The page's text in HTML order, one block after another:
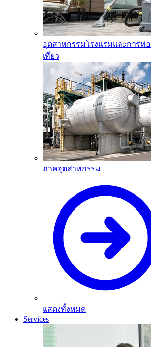
อุตสาหกรรมโรงแรมและการท่อ
เที่ยว
ภาคอุตสาหกรรม
แสดงทั้งหมด
Services